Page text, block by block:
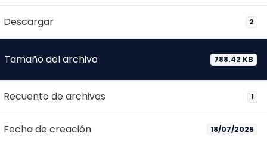
Descargar 2
Tamaño del archivo 788.42 KB
Recuento de archivos 1
Fecha de creación 18/07/2025